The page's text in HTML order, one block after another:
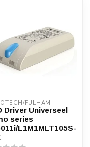
FULHAM
Driver Universeel
series
L1M1MLT105S-